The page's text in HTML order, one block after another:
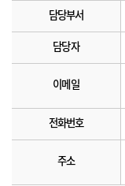
담당부서
담당자
이메일
전화번호
주소